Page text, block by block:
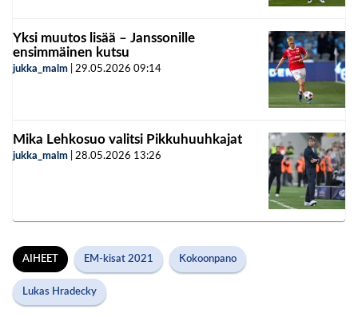
Yksi muutos lisää – Janssonille
ensimmäinen kutsu
jukka_malm 29.05.2026 09:14
Mika Lehkosuo valitsi Pikkuhuuhkajat
jukka_malm 28.05.2026 13:26
AIHEET EM-kisat 2021 Kokoonpano
Lukas Hradecky